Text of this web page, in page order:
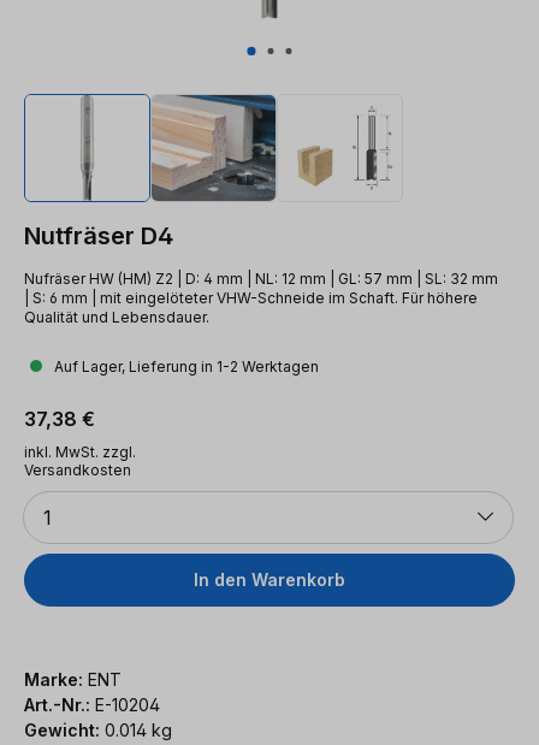
Nutfräser D4
Nufräser HW (HM) Z2 | D: 4 mm | NL: 12 mm | GL: 57 mm | SL: 32 mm
| S: 6 mm | mit eingelöteter VHW-Schneide im Schaft. Für höhere
Qualität und Lebensdauer.
Auf Lager, Lieferung in 1-2 Werktagen
Regulärer Preis:
37,38 €
inkl. MwSt. zzgl.
Versandkosten
Anzahl
1
In den Warenkorb
Marke: ENT
Art.-Nr.: E-10204
Gewicht: 0.014 kg